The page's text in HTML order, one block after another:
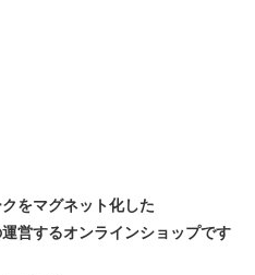
をマグネット化した
営するオンラインショップです